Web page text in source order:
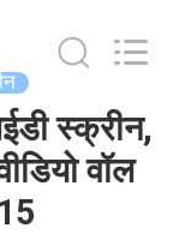
स्क्रीन,
वॉल